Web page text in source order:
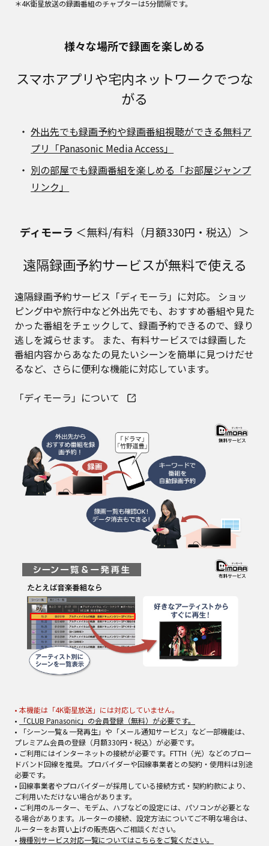
＊4K衛星放送の録画番組のチャプターは5分間隔です。
様々な場所で録画を楽しめる
スマホアプリや宅内ネットワークでつな
がる
外出先でも録画予約や録画番組視聴ができる無料ア
プリ「Panasonic Media Access」
別の部屋でも録画番組を楽しめる「お部屋ジャンプ
リンク」
ディモーラ ＜無料/有料（月額330円・税込）＞
遠隔録画予約サービスが無料で使える
遠隔録画予約サービス「ディモーラ」に対応。 ショッ
ピング中や旅行中など外出先でも、おすすめ番組や見た
かった番組をチェックして、録画予約できるので、録り
逃しを減らせます。 また、有料サービスでは録画した
番組内容からあなたの見たいシーンを簡単に見つけだせ
るなど、さらに便利な機能に対応しています。
「ディモーラ」について
• 本機能は「4K衛星放送」には対応していません。
•
「CLUB Panasonic」の会員登録（無料）が必要です。
• 「シーン一覧＆一発再生」や「メール通知サービス」など一部機能は、
プレミアム会員の登録（月額330円・税込）が必要です。
• ご利用にはインターネットの接続が必要です。FTTH（光）などのブロー
ドバンド回線を推奨。プロバイダーや回線事業者との契約・使用料は別途
必要です。
• 回線事業者やプロバイダーが採用している接続方式・契約約款により、
ご利用いただけない場合があります。
• ご利用のルーター、モデム、ハブなどの設定には、パソコンが必要とな
る場合があります。ルーターの接続、設定方法についてご不明な場合は、
ルーターをお買い上げの販売店へご相談ください。
• 機種別サービス対応一覧についてはこちらをご覧ください。